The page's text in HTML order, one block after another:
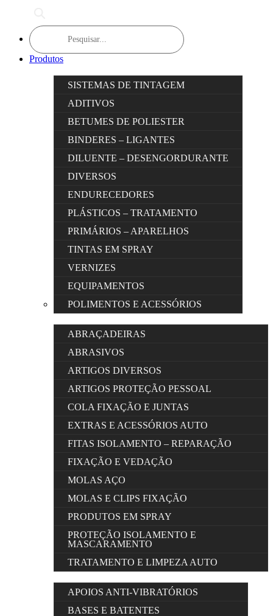
Products
search
Produtos
SISTEMAS DE TINTAGEM
ADITIVOS
BETUMES DE POLIESTER
BINDERES – LIGANTES
DILUENTE – DESENGORDURANTE
DIVERSOS
ENDURECEDORES
PLÁSTICOS – TRATAMENTO
PRIMÁRIOS – APARELHOS
TINTAS EM SPRAY
VERNIZES
EQUIPAMENTOS
POLIMENTOS E ACESSÓRIOS
ABRAÇADEIRAS
ABRASIVOS
ARTIGOS DIVERSOS
ARTIGOS PROTEÇÃO PESSOAL
COLA FIXAÇÃO E JUNTAS
EXTRAS E ACESSÓRIOS AUTO
FITAS ISOLAMENTO – REPARAÇÃO
FIXAÇÃO E VEDAÇÃO
MOLAS AÇO
MOLAS E CLIPS FIXAÇÃO
PRODUTOS EM SPRAY
PROTEÇÃO ISOLAMENTO E
MASCARAMENTO
TRATAMENTO E LIMPEZA AUTO
APOIOS ANTI-VIBRATÓRIOS
BASES E BATENTES